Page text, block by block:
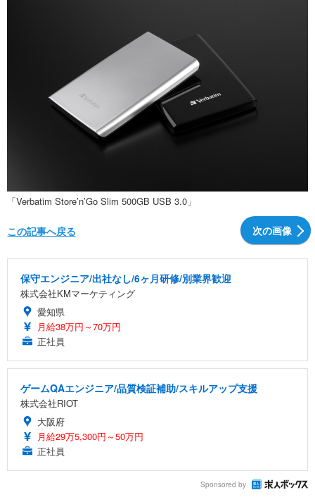
「Verbatim Store’n’Go Slim 500GB USB 3.0」
次の画像
この記事へ戻る
保守エンジニア/出社なし/6ヶ月研修/別業界歓迎
株式会社KMマーケティング
愛知県
月給38万円～70万円
正社員
ゲームQAエンジニア/品質検証補助/スキルアップ支援
株式会社RIOT
大阪府
月給29万5,300円～50万円
正社員
Sponsored by